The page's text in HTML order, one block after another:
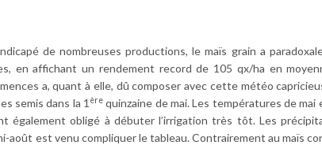
de nombreuses productions, le maïs grain a
en affichant un rendement record de 105 qx/ha en
a, quant à elle, dû composer avec cette météo
semis dans la 1 ère quinzaine de mai. Les températures de mai
également obligé à débuter l’irrigation très tôt. Les
est venu compliquer le tableau. Contrairement au maïs